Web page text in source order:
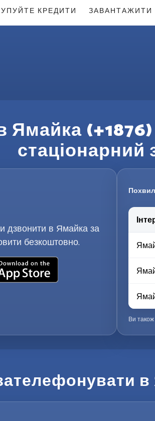
КРЕДИТИ ЗАВАНТАЖИТИ
Ямайка
стаціонарний
дзвонити в Ямайка за
безкоштовно.
Ви